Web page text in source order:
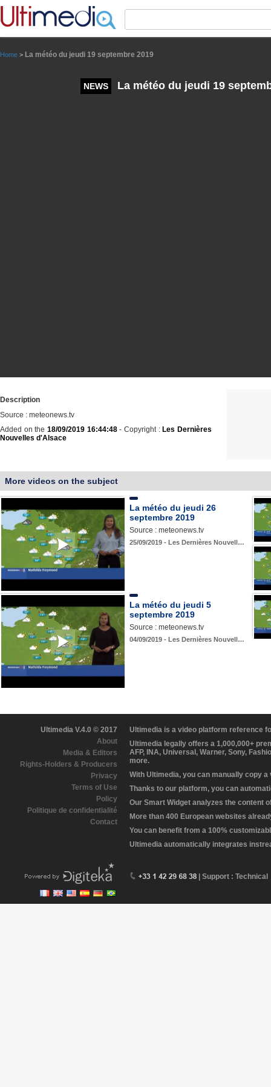
Home > La météo du jeudi 19 septembre 2019
NEWS La météo du jeudi 19
Description
Source : meteonews.tv
Added on the 18/09/2019 16:44:48- Copyright : Les Dernières
Nouvelles d'Alsace
More videos on the subject
La météo du jeudi 26
septembre 2019
Source : meteonews.tv
25/09/2019 - Les Dernières Nouvell…
La météo du jeudi 5
septembre 2019
Source : meteonews.tv
04/09/2019 - Les Dernières Nouvell…
Ultimedia V.4.0 © 2017
About
Media & Editors
Rights-Holders & Producers
Privacy
Terms of Use
Policy
Politique de confidentialité
Contact
Ultimedia is a video platform reference
Ultimedia legally offers a 1,000,000+
AFP, INA, Universal, Warner, Sony,
more.
With Ultimedia, you can manually copy
Thanks to our platform, you can
Our Smart Widget analyzes the content
More than 400 European websites
You can benefit from a 100%
Ultimedia automatically integrates
| Support : Technical
Panneau de gestion des cookies